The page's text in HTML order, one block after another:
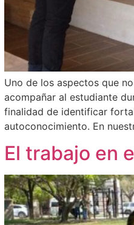
Uno de los aspectos que
acompañar al estudiante
finalidad de identificar
autoconocimiento. En
El trabajo en